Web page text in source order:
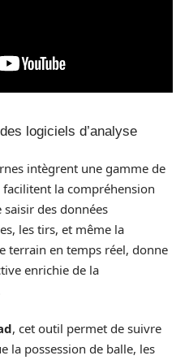
logiciels d’analyse
intègrent une gamme de
la compréhension
des données
les tirs, et même la
terrain en temps réel, donne
enrichie de la
, cet outil permet de suivre
la possession de balle, les